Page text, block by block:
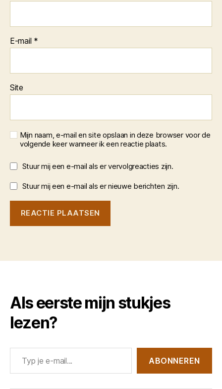
E-mail *
Site
Mijn naam, e-mail en site opslaan in deze browser voor de
volgende keer wanneer ik een reactie plaats.
Stuur mij een e-mail als er vervolgreacties zijn.
Stuur mij een e-mail als er nieuwe berichten zijn.
Als eerste mijn stukjes
lezen?
Typ je e-mail...
ABONNEREN